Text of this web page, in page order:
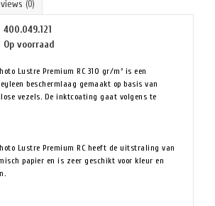
(0)
400.049.121
Op voorraad
Lustre Premium RC 310 gr/m² is een
beschermlaag gemaakt op basis van
vezels. De inktcoating gaat volgens te
Lustre Premium RC heeft de uitstraling van
papier en is zeer geschikt voor kleur en